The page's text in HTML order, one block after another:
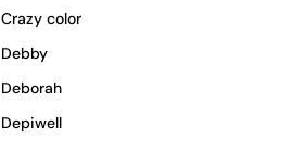
Crazy color
Debby
Deborah
Depiwell